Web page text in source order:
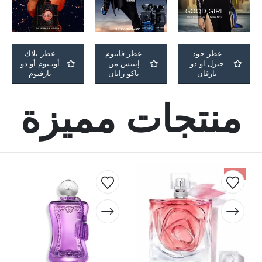
عطر جود
جيرل او دو
بارفان
عطر فانتوم
إنتنس من
باكو رابان
عطر بلاك
أوبـيوم أو دو
بارفيوم
منتجات مميزة
-7%